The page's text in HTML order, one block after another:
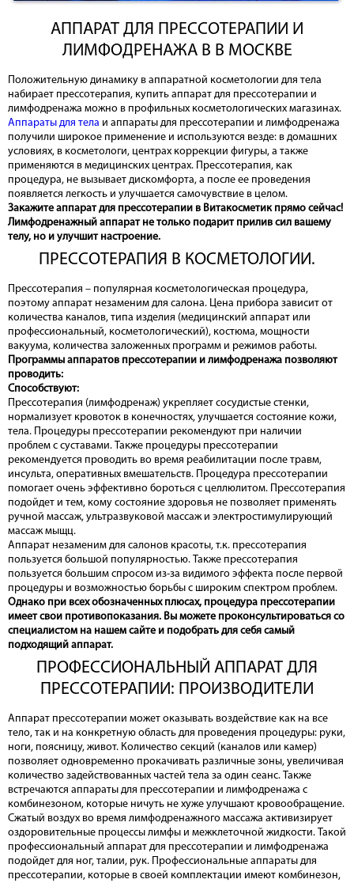
АППАРАТ ДЛЯ ПРЕССОТЕРАПИИ И
ЛИМФОДРЕНАЖА В В МОСКВЕ
Положительную динамику в аппаратной косметологии для тела
набирает прессотерапия, купить аппарат для прессотерапии и
лимфодренажа можно в профильных косметологических магазинах.
Аппараты для тела и аппараты для прессотерапии и лимфодренажа
получили широкое применение и используются везде: в домашних
условиях, в косметологи, центрах коррекции фигуры, а также
применяются в медицинских центрах. Прессотерапия, как
процедура, не вызывает дискомфорта, а после ее проведения
появляется легкость и улучшается самочувствие в целом.
Закажите аппарат для прессотерапии в Витакосметик прямо сейчас!
Лимфодренажный аппарат не только подарит прилив сил вашему
телу, но и улучшит настроение.
ПРЕССОТЕРАПИЯ В КОСМЕТОЛОГИИ.
Прессотерапия – популярная косметологическая процедура,
поэтому аппарат незаменим для салона. Цена прибора зависит от
количества каналов, типа изделия (медицинский аппарат или
профессиональный, косметологический), костюма, мощности
вакуума, количества заложенных программ и режимов работы.
Программы аппаратов прессотерапии и лимфодренажа позволяют
проводить:
Способствуют:
Прессотерапия (лимфодренаж) укрепляет сосудистые стенки,
нормализует кровоток в конечностях, улучшается состояние кожи,
тела. Процедуры прессотерапии рекомендуют при наличии
проблем с суставами. Также процедуры прессотерапии
рекомендуется проводить во время реабилитации после травм,
инсульта, оперативных вмешательств. Процедура прессотерапии
помогает очень эффективно бороться с целлюлитом. Прессотерапия
подойдет и тем, кому состояние здоровья не позволяет применять
ручной массаж, ультразвуковой массаж и электростимулирующий
массаж мыщц.
Аппарат незаменим для салонов красоты, т.к. прессотерапия
пользуется большой популярностью. Также прессотерапия
пользуется большим спросом из-за видимого эффекта после первой
процедуры и возможностью борьбы с широким спектром проблем.
Однако при всех обозначенных плюсах, процедура прессотерапии
имеет свои противопоказания. Вы можете проконсультироваться со
специалистом на нашем сайте и подобрать для себя самый
подходящий аппарат.
ПРОФЕССИОНАЛЬНЫЙ АППАРАТ ДЛЯ
ПРЕССОТЕРАПИИ: ПРОИЗВОДИТЕЛИ
Аппарат прессотерапии может оказывать воздействие как на все
тело, так и на конкретную область для проведения процедуры: руки,
ноги, поясницу, живот. Количество секций (каналов или камер)
позволяет одновременно прокачивать различные зоны, увеличивая
количество задействованных частей тела за один сеанс. Также
встречаются аппараты для прессотерапии и лимфодренажа с
комбинезоном, которые ничуть не хуже улучшают кровообращение.
Сжатый воздух во время лимфодренажного массажа активизирует
оздоровительные процессы лимфы и межклеточной жидкости. Такой
профессиональный аппарат для прессотерапии и лимфодренажа
подойдет для ног, талии, рук. Профессиональные аппараты для
прессотерапии, которые в своей комплектации имеют комбинезон,